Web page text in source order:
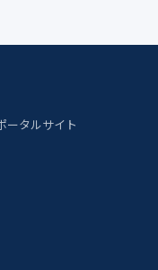
ータルサイト